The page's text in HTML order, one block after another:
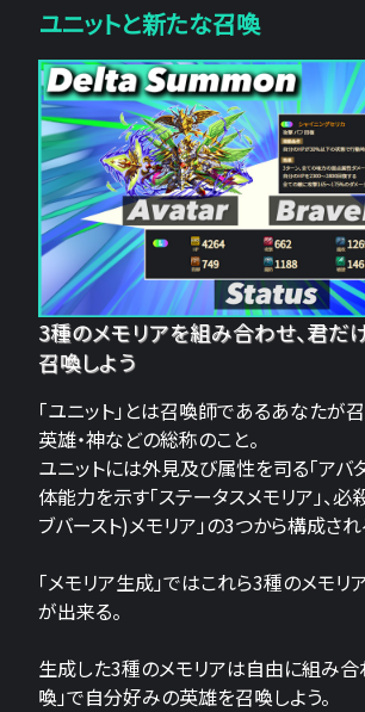
ユニットと新たな召喚
3種のメモリアを組み合わせ、君だ
召喚しよう
「ユニット」とは召喚師であるあなたが
英雄・神などの総称のこと。
ユニットには外見及び属性を司る「アバ
体能力を示す「ステータスメモリア」、必
ブバースト)メモリア」の3つから構成され
「メモリア生成」ではこれら3種のメモリ
が出来る。
生成した3種のメモリアは自由に組み合
喚」で自分好みの英雄を召喚しよう。